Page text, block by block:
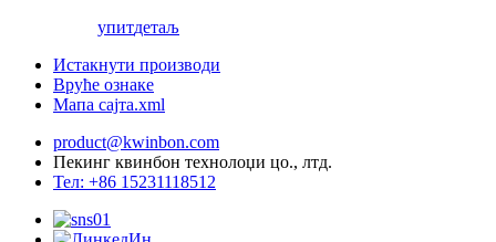
упитдетаљ
Истакнути производи
Вруће ознаке
Мапа сајта.xml
product@kwinbon.com
Пекинг квинбон технолоџи цо., лтд.
Тел: +86 15231118512